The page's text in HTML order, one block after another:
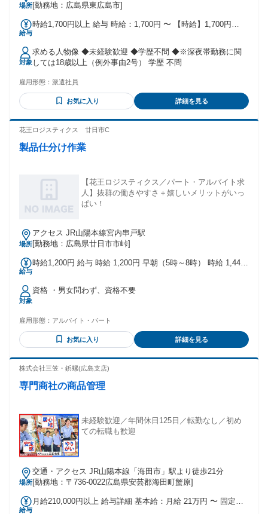
場所陽本線「西条駅」より送迎バスあり
[勤務地：広島県東広島市]
給与
時給1,700円以上 給与 時給：1,700円 〜 【時給】1,700円
41.25時間+交通費1万円を含む） ※交通費上限40,000円/月ま
で支給 ・公共交通機関の場合は1ヶ月分の定期代支給 ・車・
バイクの場合は1km10円として通勤距離により支給 試用期間
試用期間：あり 期間：2週間 時給：1,700円 〜
対象
求める人物像 ◆未経験歓迎 ◆学歴不問 ◆※深夜帯勤務に関
しては18歳以上（例外事由2号） 学歴 不問
雇用形態： 派遣社員
お気に入り 詳細を見る
花王ロジスティクス 廿日市C
製品仕分け作業
【花王ロジスティクス／パート・アルバイト求
人】抜群の働きやすさ＋嬉しいメリットがいっ
ぱい！
場所
アクセス JR山陽本線宮内串戸駅
[勤務地：広島県廿日市市峠]
給与
時給1,200円 給与 時給 1,200円 早朝（5時～8時） 時給 1,440
5％UP
対象
資格 ・男女問わず、資格不要
雇用形態： アルバイト・パート
お気に入り 詳細を見る
株式会社三笠・鋲螺(広島支店)
専門商社の商品管理
未経験歓迎／年間休日125日／転勤なし／初め
ての転職も歓迎
場所
交通・アクセス JR山陽本線「海田市」駅より徒歩21分
[勤務地：〒736-0022広島県安芸郡海田町蟹原]
給与
月給210,000円以上 給与詳細 基本給：月給 21万円 〜 固定残